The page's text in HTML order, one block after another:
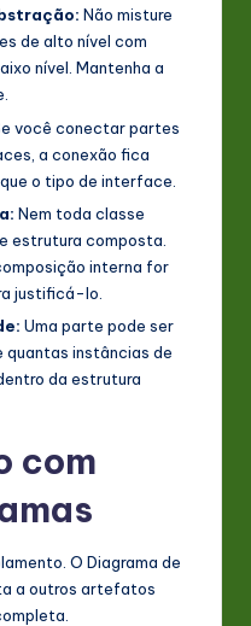
Não misture
de alto nível com
nível. Mantenha a
você conectar partes
a conexão fica
o tipo de interface.
Nem toda classe
estrutura composta.
interna for
justificá-lo.
Uma parte pode ser
quantas instâncias de
da estrutura
com
O Diagrama de
a outros artefatos